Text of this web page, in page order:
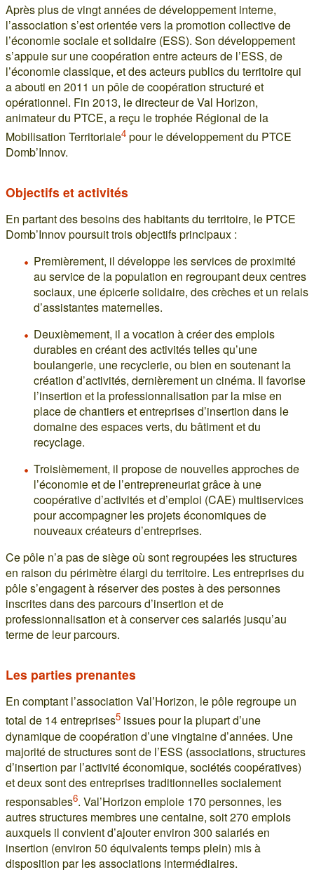
Après plus de vingt années de développement interne,
l’association s’est orientée vers la promotion collective de
l’économie sociale et solidaire (ESS). Son développement
s’appuie sur une coopération entre acteurs de l’ESS, de
l’économie classique, et des acteurs publics du territoire qui
a abouti en 2011 un pôle de coopération structuré et
opérationnel. Fin 2013, le directeur de Val Horizon,
animateur du PTCE, a reçu le trophée Régional de la
Mobilisation Territoriale4 pour le développement du PTCE
Domb’Innov.
Objectifs et activités
En partant des besoins des habitants du territoire, le PTCE
Domb’Innov poursuit trois objectifs principaux :
Premièrement, il développe les services de proximité
au service de la population en regroupant deux centres
sociaux, une épicerie solidaire, des crèches et un relais
d’assistantes maternelles.
Deuxièmement, il a vocation à créer des emplois
durables en créant des activités telles qu’une
boulangerie, une recyclerie, ou bien en soutenant la
création d’activités, dernièrement un cinéma. Il favorise
l’insertion et la professionnalisation par la mise en
place de chantiers et entreprises d’insertion dans le
domaine des espaces verts, du bâtiment et du
recyclage.
Troisièmement, il propose de nouvelles approches de
l’économie et de l’entrepreneuriat grâce à une
coopérative d’activités et d’emploi (CAE) multiservices
pour accompagner les projets économiques de
nouveaux créateurs d’entreprises.
Ce pôle n’a pas de siège où sont regroupées les structures
en raison du périmètre élargi du territoire. Les entreprises du
pôle s’engagent à réserver des postes à des personnes
inscrites dans des parcours d’insertion et de
professionnalisation et à conserver ces salariés jusqu’au
terme de leur parcours.
Les parties prenantes
En comptant l’association Val’Horizon, le pôle regroupe un
total de 14 entreprises5 issues pour la plupart d’une
dynamique de coopération d’une vingtaine d’années. Une
majorité de structures sont de l’ESS (associations, structures
d’insertion par l’activité économique, sociétés coopératives)
et deux sont des entreprises traditionnelles socialement
responsables6. Val’Horizon emploie 170 personnes, les
autres structures membres une centaine, soit 270 emplois
auxquels il convient d’ajouter environ 300 salariés en
insertion (environ 50 équivalents temps plein) mis à
disposition par les associations intermédiaires.